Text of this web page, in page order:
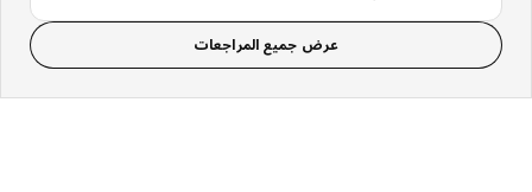
عرض جميع المراجعات